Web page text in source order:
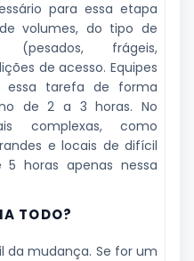
para essa etapa
volumes, do tipo de
(pesados, frágeis,
de acesso. Equipes
essa tarefa de forma
de 2 a 3 horas. No
complexas, como
e locais de difícil
horas apenas nessa
TODO?
da mudança. Se for um